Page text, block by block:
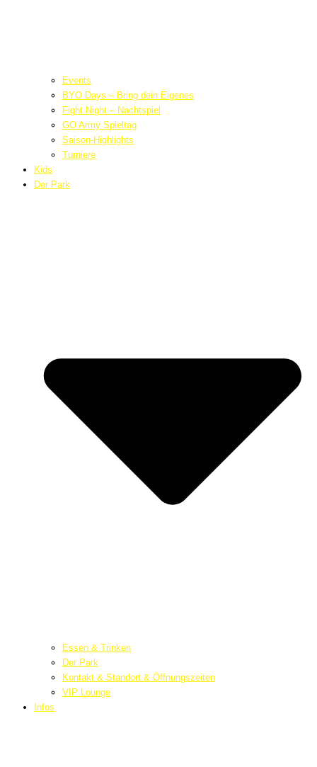
Events
BYO Days – Bring dein Eigenes
Fight Night – Nachtspiel
GO Army Spieltag
Saison-Highlights
Turniere
Kids
Der Park
Essen & Trinken
Der Park
Kontakt & Standort & Öffnungszeiten
VIP Lounge
Infos